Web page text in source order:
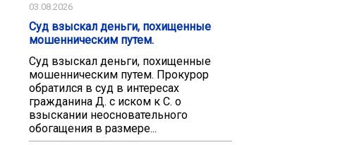
03.08.2026
Суд взыскал деньги, похищенные
мошенническим путем.
Суд взыскал деньги, похищенные
мошенническим путем. Прокурор
обратился в суд в интересах
гражданина Д. с иском к С. о
взыскании неосновательного
обогащения в размере...